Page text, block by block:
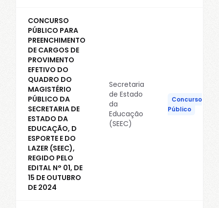
CONCURSO
PÚBLICO PARA
PREENCHIMENTO
DE CARGOS DE
PROVIMENTO
EFETIVO DO
QUADRO DO
MAGISTÉRIO
PÚBLICO DA
SECRETARIA DE
ESTADO DA
EDUCAÇÃO, D
ESPORTE E DO
LAZER (SEEC),
REGIDO PELO
EDITAL N° 01, DE
15 DE OUTUBRO
DE 2024
Secretaria
de Estado
da
Educação
(SEEC)
Concurso
Público